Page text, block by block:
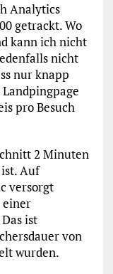
Analytics
getrackt. Wo
kann ich nicht
nicht
nur knapp
pro Besuch
2 Minuten
Auf
versorgt
einer
ist
von
wurden.